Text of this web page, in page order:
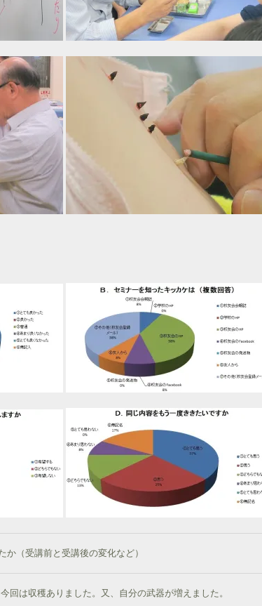
か（受講前と受講後の変化など）
回は収穫ありました。又、自分の武器が増えました。